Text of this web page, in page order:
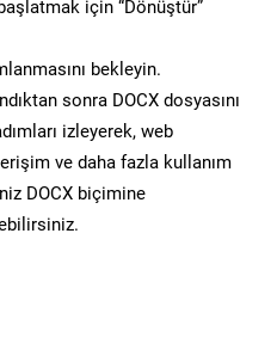
için “Dönüştür”
bekleyin.
sonra DOCX dosyasını
izleyerek, web
erişim ve daha fazla kullanım
DOCX biçimine